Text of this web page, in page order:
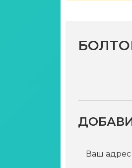
Ваш адрес